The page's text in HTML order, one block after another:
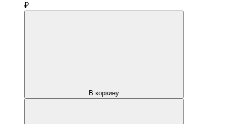
₽
В корзину